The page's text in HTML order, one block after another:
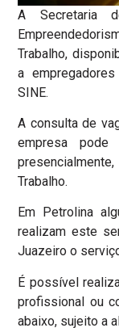
A Secretaria
Trabalho,
a
SINE.
A consulta de
empresa
Trabalho.
Em Petrolina
realizam este
Juazeiro o
É possível
profissional ou
abaixo, sujeito a